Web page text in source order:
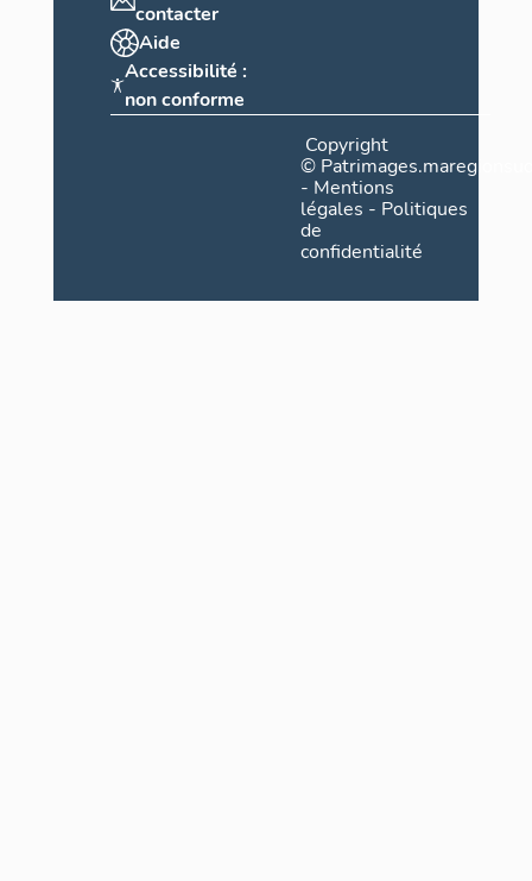
contacter
Aide
Accessibilité :
non conforme
Copyright
©
- Mentions
légales - Politiques
de
confidentialité